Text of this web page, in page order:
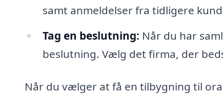
samt anmeldelser fra tidligere
Tag en beslutning: Når du har
beslutning. Vælg det firma, der
Når du vælger at få en tilbygning til